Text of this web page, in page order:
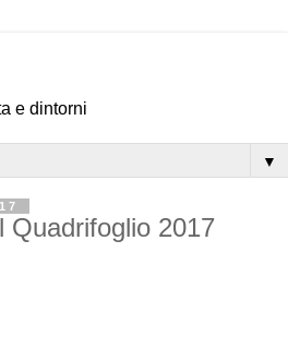
e dintorni
▼
Quadrifoglio 2017